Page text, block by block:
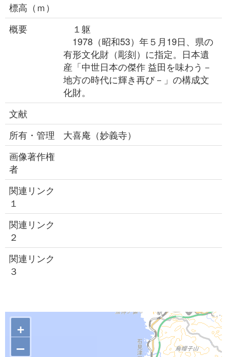
標高（ｍ）
概要
１躯
1978（昭和53）年５月19日、県の
有形文化財（彫刻）に指定。日本遺
産「中世日本の傑作 益田を味わう－
地方の時代に輝き再び－」の構成文
化財。
文献
所有・管理
大喜庵（妙義寺）
画像著作権
者
関連リンク
１
関連リンク
２
関連リンク
３
+
–